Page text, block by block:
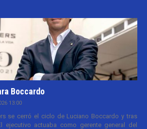
Boccardo
13:00
se cerró el ciclo de Luciano Boccardo y tras
ejecutivo actuaba como gerente general del